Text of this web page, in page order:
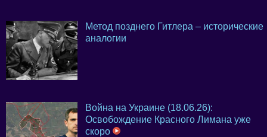
Метод позднего Гитлера – исторические
аналогии
Война на Украине (18.06.26):
Освобождение Красного Лимана уже
скоро